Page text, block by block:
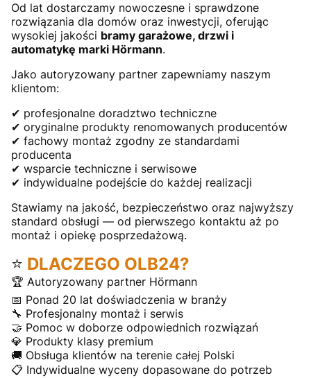
Od lat dostarczamy nowoczesne i sprawdzone
rozwiązania dla domów oraz inwestycji, oferując
wysokiej jakości bramy garażowe, drzwi i
automatykę marki Hörmann.
Jako autoryzowany partner zapewniamy naszym
klientom:
✔ profesjonalne doradztwo techniczne
✔ oryginalne produkty renomowanych producentów
✔ fachowy montaż zgodny ze standardami
producenta
✔ wsparcie techniczne i serwisowe
✔ indywidualne podejście do każdej realizacji
Stawiamy na jakość, bezpieczeństwo oraz najwyższy
standard obsługi — od pierwszego kontaktu aż po
montaż i opiekę posprzedażową.
⭐ DLACZEGO OLB24?
🏆 Autoryzowany partner Hörmann
📅 Ponad 20 lat doświadczenia w branży
🔧 Profesjonalny montaż i serwis
🤝 Pomoc w doborze odpowiednich rozwiązań
💎 Produkty klasy premium
🚚 Obsługa klientów na terenie całej Polski
📋 Indywidualne wyceny dopasowane do potrzeb